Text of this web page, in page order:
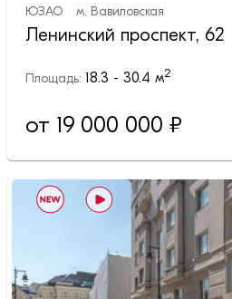
ЮЗАО м. Вавиловская
Ленинский проспект, 62
Площадь: 18.3 - 30.4 м2
от 19 000 000 ₽